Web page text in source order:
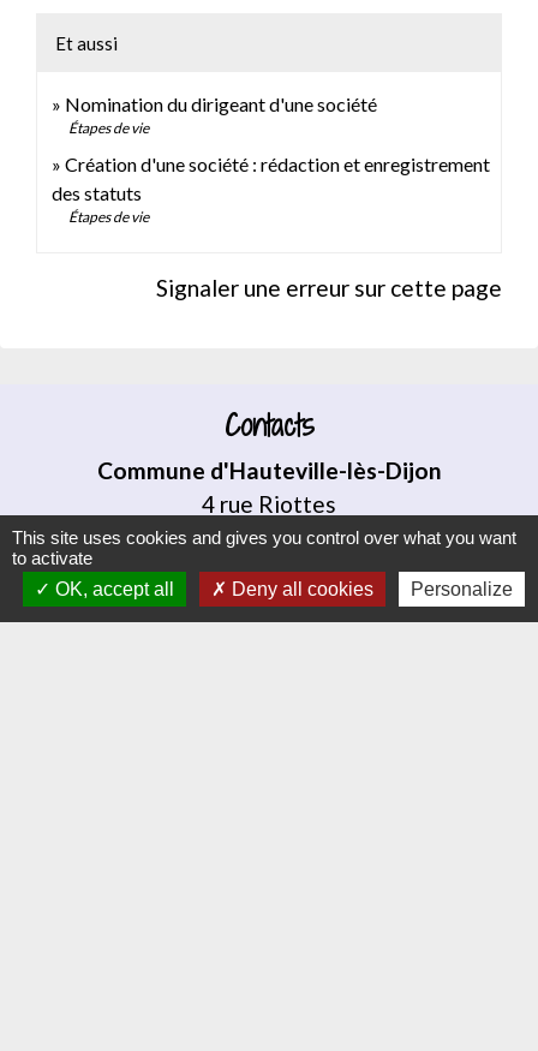
Et aussi
Nomination du dirigeant d'une société
Étapes de vie
Création d'une société : rédaction et enregistrement
des statuts
Étapes de vie
Signaler une erreur sur cette page
Contacts
Commune d'Hauteville-lès-Dijon
4 rue Riottes
21121 Hauteville-lès-Dijon - FRANCE
+33 3 80 58 07 08
Contact par formulaire
This site uses cookies and gives you control over what you want
to activate
OK, accept all
Deny all cookies Personalize